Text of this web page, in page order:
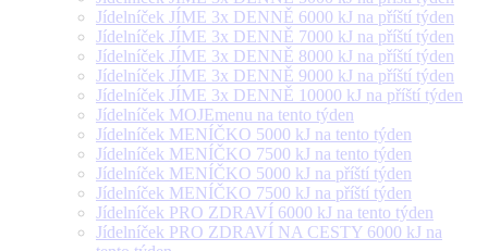
Jídelníček JÍME 3x DENNĚ 6000 kJ na příští týden
Jídelníček JÍME 3x DENNĚ 7000 kJ na příští týden
Jídelníček JÍME 3x DENNĚ 8000 kJ na příští týden
Jídelníček JÍME 3x DENNĚ 9000 kJ na příští týden
Jídelníček JÍME 3x DENNĚ 10000 kJ na příští týden
Jídelníček MOJEmenu na tento týden
Jídelníček MENÍČKO 5000 kJ na tento týden
Jídelníček MENÍČKO 7500 kJ na tento týden
Jídelníček MENÍČKO 5000 kJ na příští týden
Jídelníček MENÍČKO 7500 kJ na příští týden
Jídelníček PRO ZDRAVÍ 6000 kJ na tento týden
Jídelníček PRO ZDRAVÍ NA CESTY 6000 kJ na